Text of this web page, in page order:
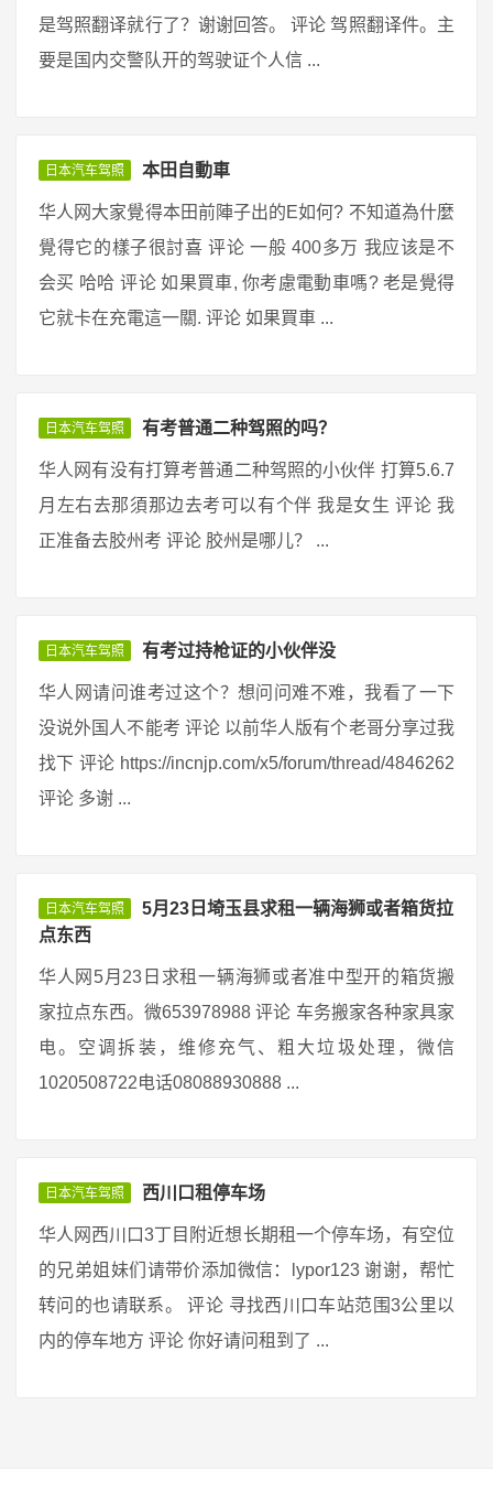
是驾照翻译就行了？谢谢回答。 评论 驾照翻译件。主
要是国内交警队开的驾驶证个人信 ...
日本汽车驾照 本田自動車
华人网大家覺得本田前陣子出的E如何? 不知道為什麼
覺得它的樣子很討喜 评论 一般 400多万 我应该是不
会买 哈哈 评论 如果買車, 你考慮電動車嗎? 老是覺得
它就卡在充電這一關. 评论 如果買車 ...
日本汽车驾照 有考普通二种驾照的吗？
华人网有没有打算考普通二种驾照的小伙伴 打算5.6.7
月左右去那須那边去考可以有个伴 我是女生 评论 我
正准备去胶州考 评论 胶州是哪儿？ ...
日本汽车驾照 有考过持枪证的小伙伴没
华人网请问谁考过这个？想问问难不难，我看了一下
没说外国人不能考 评论 以前华人版有个老哥分享过我
找下 评论 https://incnjp.com/x5/forum/thread/4846262
评论 多谢 ...
日本汽车驾照
5月23日埼玉县求租一辆海狮或者箱货拉
点东西
华人网5月23日求租一辆海狮或者准中型开的箱货搬
家拉点东西。微653978988 评论 车务搬家各种家具家
电。空调拆装，维修充气、粗大垃圾处理，微信
1020508722电话08088930888 ...
日本汽车驾照 西川口租停车场
华人网西川口3丁目附近想长期租一个停车场，有空位
的兄弟姐妹们请带价添加微信：lypor123 谢谢，帮忙
转问的也请联系。 评论 寻找西川口车站范围3公里以
内的停车地方 评论 你好请问租到了 ...